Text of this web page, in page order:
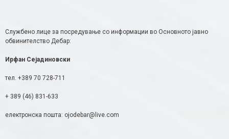
Службено лице за посредување со информации во Основното јавно
обвинителство Дебар:
Ирфан Сејадиновски
тел. +389 70 728-711
+ 389 (46) 831-633
електронска пошта: ojodebar@live.com